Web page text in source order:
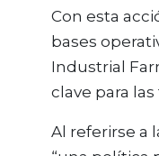
Con esta
bases
Industrial
clave para
Al referirse a